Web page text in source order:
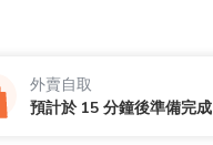
外賣自取
預計於 15 分鐘後準備完成